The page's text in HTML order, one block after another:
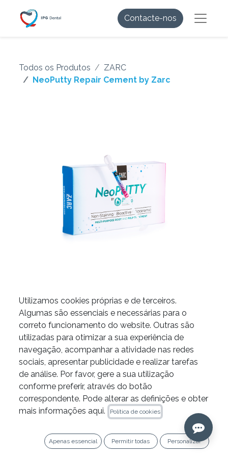
Contacte-nos
Todos os Produtos
ZARC
NeoPutty Repair Cement by Zarc
NeoPutty Repair Cement by
Zarc
WEIGHT
Utilizamos cookies próprias e de terceiros.
Algumas são essenciais e necessárias para o
correto funcionamento do website. Outras são
utilizadas para otimizar a sua experiência de
navegação, acompanhar a atividade nas redes
sociais, apresentar publicidade e realizar tarefas
de análise. Por favor, gere a sua utilização
conforme preferir, através do botão
correspondente. Pode alterar as definições e obter
mais informações aqui.
Política de cookies
Apenas essencial Permitir todas Personalizar